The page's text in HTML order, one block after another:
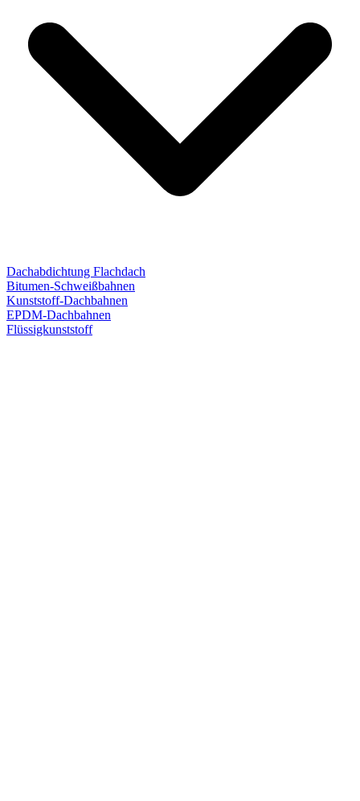
Dachabdichtung Flachdach
Bitumen-Schweißbahnen
Kunststoff-Dachbahnen
EPDM-Dachbahnen
Flüssigkunststoff